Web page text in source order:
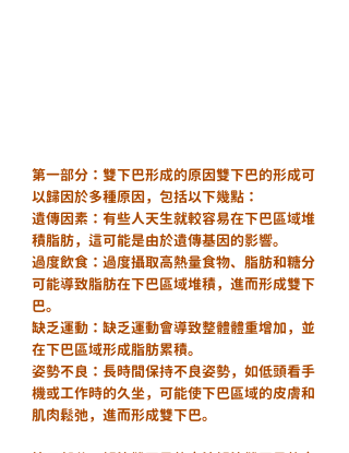
第一部分：雙下巴形成的原因雙下巴的形成可
以歸因於多種原因，包括以下幾點：
遺傳因素：有些人天生就較容易在下巴區域堆
積脂肪，這可能是由於遺傳基因的影響。
過度飲食：過度攝取高熱量食物、脂肪和糖分
可能導致脂肪在下巴區域堆積，進而形成雙下
巴。
缺乏運動：缺乏運動會導致整體體重增加，並
在下巴區域形成脂肪累積。
姿勢不良：長時間保持不良姿勢，如低頭看手
機或工作時的久坐，可能使下巴區域的皮膚和
肌肉鬆弛，進而形成雙下巴。